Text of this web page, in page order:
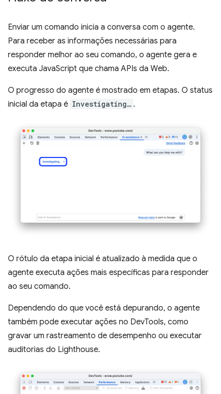
Enviar um comando inicia a conversa com o agente.
Para receber as informações necessárias para
responder melhor ao seu comando, o agente gera e
executa JavaScript que chama APIs da Web.
O progresso do agente é mostrado em etapas. O status
inicial da etapa é Investigating… .
O rótulo da etapa inicial é atualizado à medida que o
agente executa ações mais específicas para responder
ao seu comando.
Dependendo do que você está depurando, o agente
também pode executar ações no DevTools, como
gravar um rastreamento de desempenho ou executar
auditorias do Lighthouse.